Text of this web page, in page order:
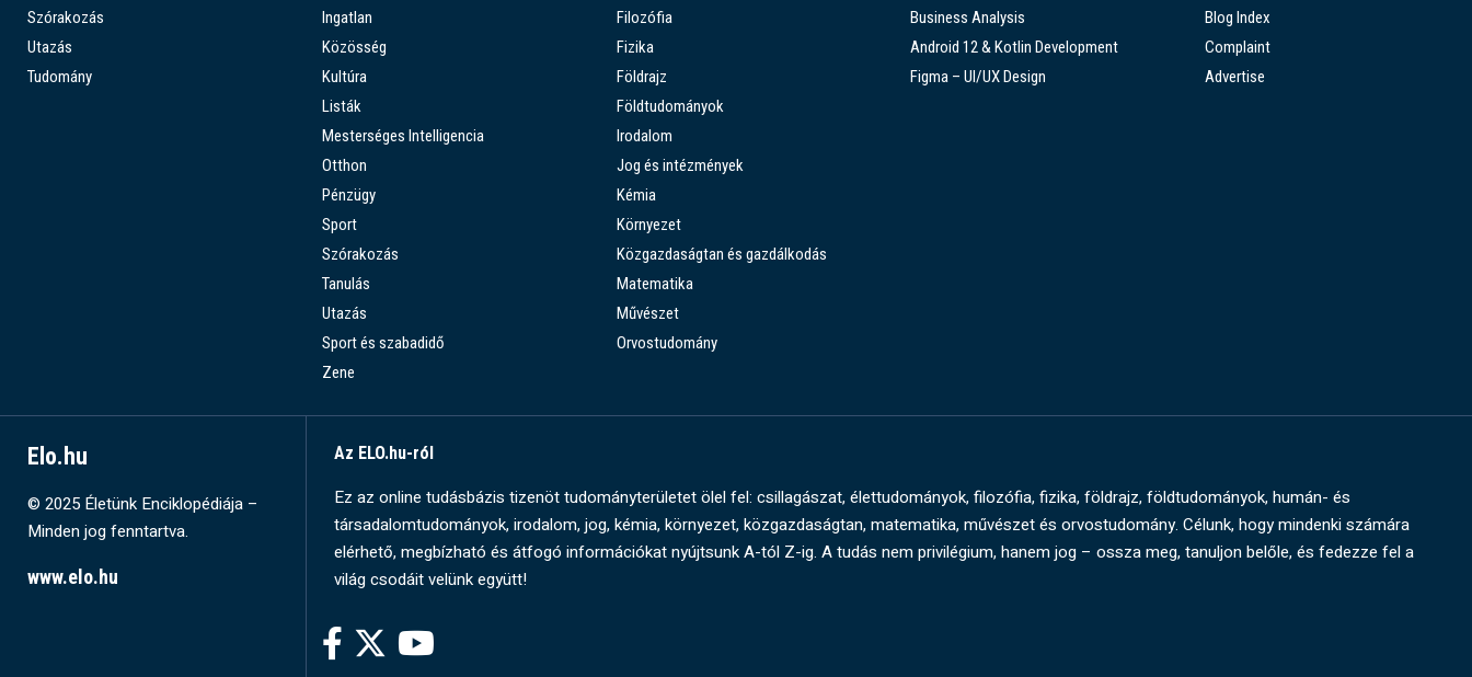
Szórakozás
Utazás
Tudomány
Ingatlan
Közösség
Kultúra
Listák
Mesterséges Intelligencia
Otthon
Pénzügy
Sport
Szórakozás
Tanulás
Utazás
Sport és szabadidő
Zene
Filozófia
Fizika
Földrajz
Földtudományok
Irodalom
Jog és intézmények
Kémia
Környezet
Közgazdaságtan és gazdálkodás
Matematika
Művészet
Orvostudomány
Business Analysis
Android 12 & Kotlin Development
Figma – UI/UX Design
Blog Index
Complaint
Advertise
Elo.hu
© 2025 Életünk Enciklopédiája –
Minden jog fenntartva.
www.elo.hu
Az ELO.hu-ról
Ez az online tudásbázis tizenöt tudományterületet ölel fel: csillagászat, élettudományok, filozófia, fizika, földrajz, földtudományok, humán- és
társadalomtudományok, irodalom, jog, kémia, környezet, közgazdaságtan, matematika, művészet és orvostudomány. Célunk, hogy mindenki számára
elérhető, megbízható és átfogó információkat nyújtsunk A-tól Z-ig. A tudás nem privilégium, hanem jog – ossza meg, tanuljon belőle, és fedezze fel a
világ csodáit velünk együtt!